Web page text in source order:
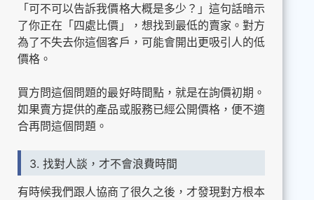
「可不可以告訴我價格大概是多少？」這句話暗示
了你正在「四處比價」，想找到最低的賣家。對方
為了不失去你這個客戶，可能會開出更吸引人的低
價格。
買方問這個問題的最好時間點，就是在詢價初期。
如果賣方提供的產品或服務已經公開價格，便不適
合再問這個問題。
3. 找對人談，才不會浪費時間
有時候我們跟人協商了很久之後，才發現對方根本